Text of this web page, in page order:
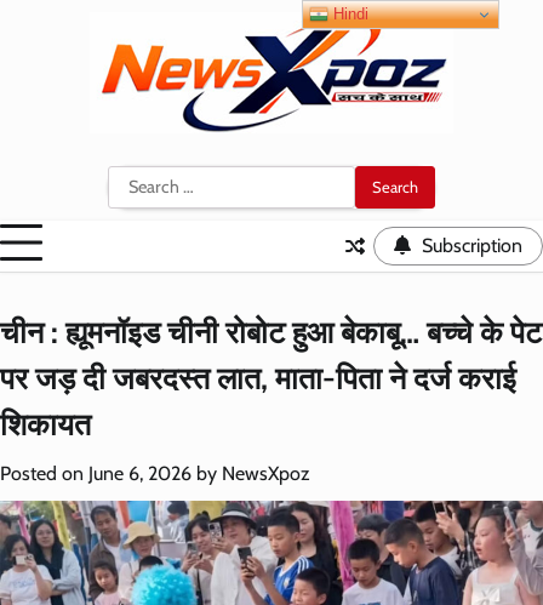
Search
for:
Subscription
चीन : ह्यूमनॉइड चीनी रोबोट हुआ बेकाबू… बच्चे के पेट
पर जड़ दी जबरदस्त लात, माता-पिता ने दर्ज कराई
शिकायत
Posted on June 6, 2026 by NewsXpoz
Hindi